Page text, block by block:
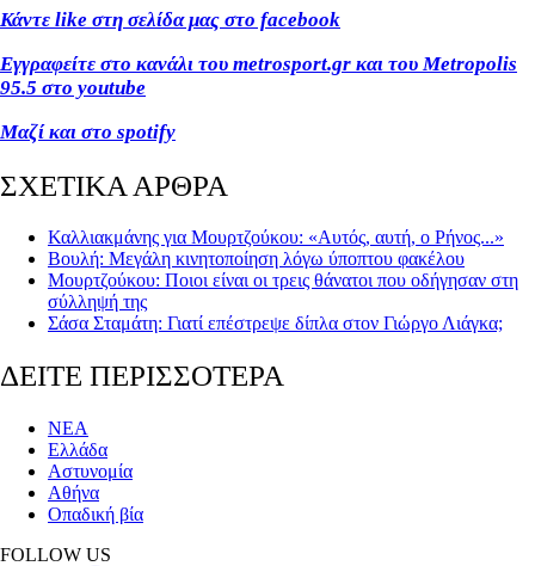
Κάντε like στη σελίδα μας στο facebook
Εγγραφείτε στο κανάλι του metrosport.gr και του Metropolis
95.5 στο youtube
Μαζί και στο spotify
ΣΧΕΤΙΚΑ ΑΡΘΡΑ
Καλλιακμάνης για Μουρτζούκου: «Αυτός, αυτή, ο Ρήνος...»
Βουλή: Μεγάλη κινητοποίηση λόγω ύποπτου φακέλου
Μουρτζούκου: Ποιοι είναι οι τρεις θάνατοι που οδήγησαν στη
σύλληψή της
Σάσα Σταμάτη: Γιατί επέστρεψε δίπλα στον Γιώργο Λιάγκα;
ΔΕΙΤΕ ΠΕΡΙΣΣΟΤΕΡΑ
ΝΕΑ
Ελλάδα
Αστυνομία
Αθήνα
Οπαδική βία
FOLLOW US